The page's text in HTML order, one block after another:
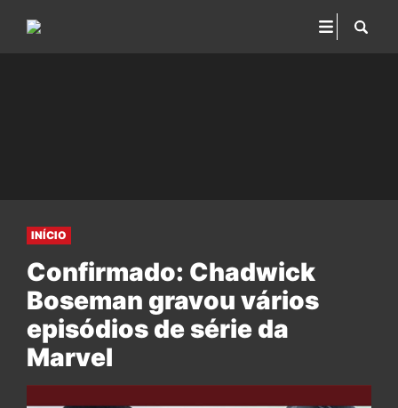
INÍCIO
Confirmado: Chadwick
Boseman gravou vários
episódios de série da
Marvel